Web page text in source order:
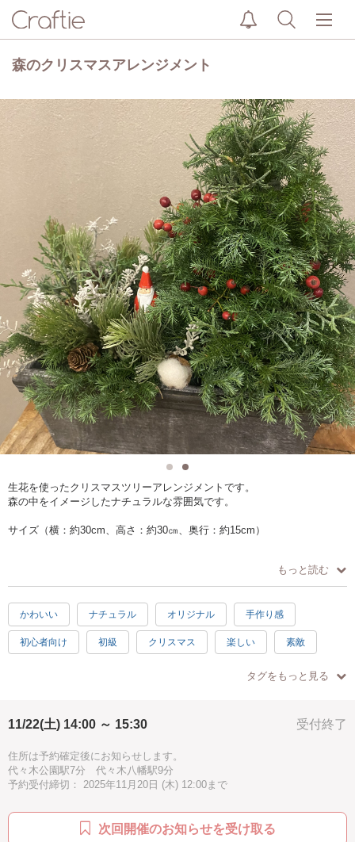
森のクリスマスアレンジメント
生花を使ったクリスマスツリーアレンジメントです。
森の中をイメージしたナチュラルな雰囲気です。
サイズ（横：約30cm、高さ：約30㎝、奥行：約15cm）
もっと読む
かわいい ナチュラル オリジナル 手作り感
初心者向け 初級 クリスマス 楽しい 素敵
ハッピー
手ぶらOK
タグをもっと見る
受付終了
11/22(土) 14:00 ～ 15:30
住所は予約確定後にお知らせします。
代々木公園駅7分 代々木八幡駅9分
予約受付締切： 2025年11月20日 (木) 12:00まで
次回開催のお知らせを受け取る